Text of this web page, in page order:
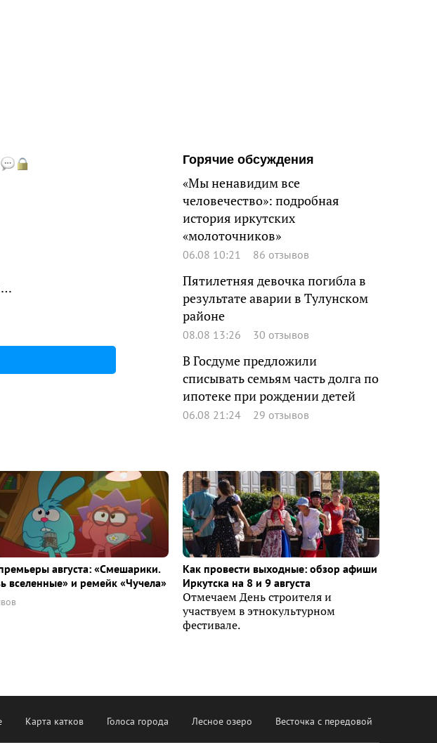
Горячие обсуждения
«Мы ненавидим все
человечество»: подробная
история иркутских
«молоточников»
06.08 10:21 86 отзывов
Пятилетняя девочка погибла в
результате аварии в Тулунском
районе
08.08 13:26 30 отзывов
В Госдуме предложили
списывать семьям часть долга по
ипотеке при рождении детей
06.08 21:24 29 отзывов
августа: «Смешарики.
вселенные» и ремейк «Чучела»
Как провести выходные: обзор афиши
Иркутска на 8 и 9 августа
Отмечаем День строителя и
участвуем в этнокультурном
фестивале.
Карта катков Голоса города Лесное озеро Весточка с передовой